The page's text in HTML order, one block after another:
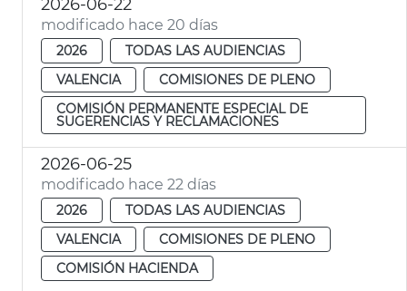
2026-06-22
modificado hace 20 días
2026
TODAS LAS AUDIENCIAS
VALENCIA
COMISIONES DE PLENO
COMISIÓN PERMANENTE ESPECIAL DE
SUGERENCIAS Y RECLAMACIONES
2026-06-25
modificado hace 22 días
2026
TODAS LAS AUDIENCIAS
VALENCIA
COMISIONES DE PLENO
COMISIÓN HACIENDA